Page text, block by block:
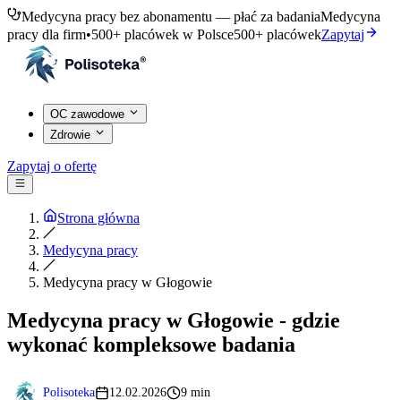
Medycyna pracy bez abonamentu — płać za badaniaMedycyna
pracy dla firm•500+ placówek w Polsce500+ placówekZapytaj
OC zawodowe
Zdrowie
Zapytaj o ofertę
Strona główna
Medycyna pracy
Medycyna pracy w Głogowie
Medycyna pracy w Głogowie - gdzie
wykonać kompleksowe badania
Polisoteka 12.02.2026 9 min